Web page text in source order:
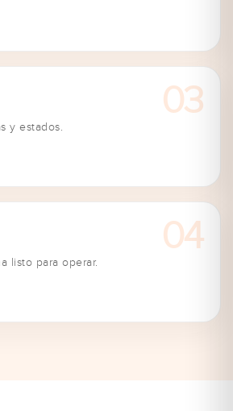
y estados.
listo para operar.